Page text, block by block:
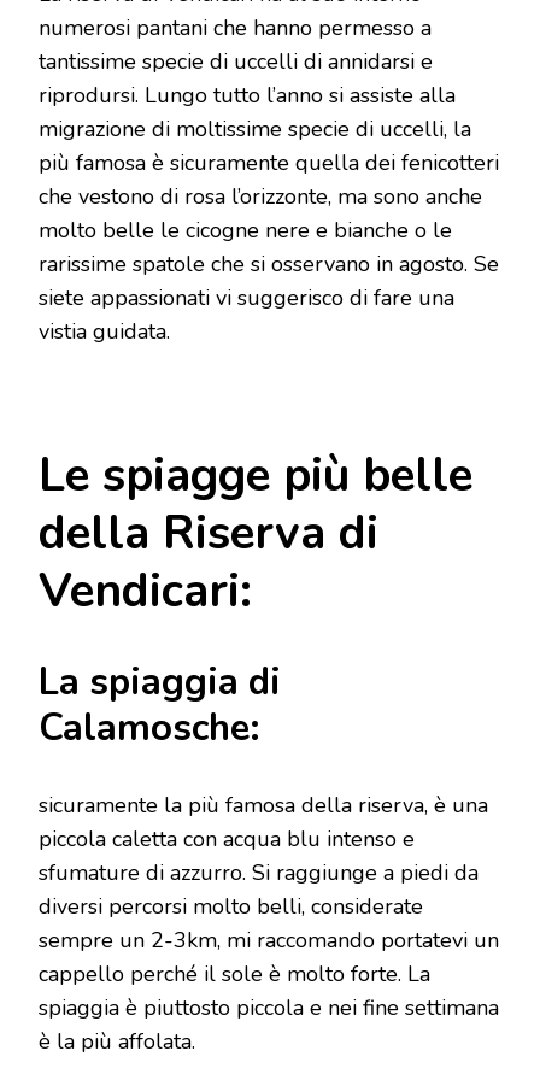
numerosi pantani che hanno permesso a
tantissime specie di uccelli di annidarsi e
riprodursi. Lungo tutto l’anno si assiste alla
migrazione di moltissime specie di uccelli, la
più famosa è sicuramente quella dei fenicotteri
che vestono di rosa l’orizzonte, ma sono anche
molto belle le cicogne nere e bianche o le
rarissime spatole che si osservano in agosto. Se
siete appassionati vi suggerisco di fare una
vistia guidata.
Le spiagge più belle
della Riserva di
Vendicari:
La spiaggia di
Calamosche:
sicuramente la più famosa della riserva, è una
piccola caletta con acqua blu intenso e
sfumature di azzurro. Si raggiunge a piedi da
diversi percorsi molto belli, considerate
sempre un 2-3km, mi raccomando portatevi un
cappello perché il sole è molto forte. La
spiaggia è piuttosto piccola e nei fine settimana
è la più affolata.